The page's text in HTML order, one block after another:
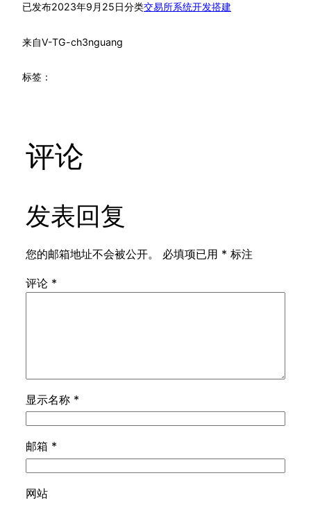
已发布2023年9月25日分类交易所系统开发搭建
来自V-TG-ch3nguang
标签：
评论
发表回复
您的邮箱地址不会被公开。 必填项已用 * 标注
评论 *
显示名称 *
邮箱 *
网站